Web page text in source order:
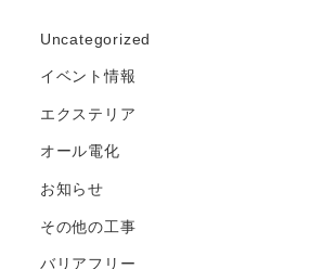
Uncategorized
イベント情報
エクステリア
オール電化
お知らせ
その他の工事
バリアフリー